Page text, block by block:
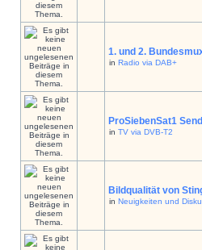
1. und 2.
in Radio via DAB+
ProSiebenSat1
in TV via DVB-T2
Bildqualität von
in Neuigkeiten und